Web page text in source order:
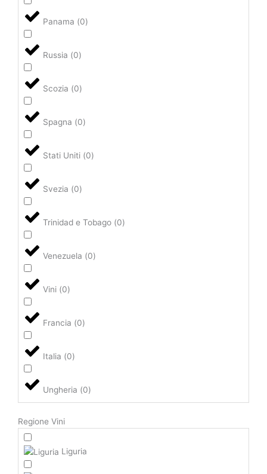
Panama (0)
Russia (0)
Scozia (0)
Spagna (0)
Stati Uniti (0)
Svezia (0)
Trinidad e Tobago (0)
Venezuela (0)
Vini (0)
Francia (0)
Italia (0)
Ungheria (0)
Regione Vini
Liguria